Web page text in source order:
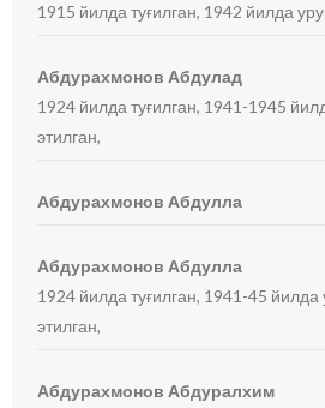
1915 йилда туғилган, 1942 йилда
Абдурахмонов Абдулад
1924 йилда туғилган, 1941-1945
этилган,
Абдурахмонов Абдулла
Абдурахмонов Абдулла
1924 йилда туғилган, 1941-45
этилган,
Абдурахмонов Абдуралхим